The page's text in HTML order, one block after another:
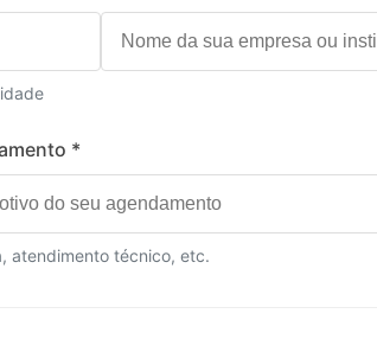
*
atendimento técnico, etc.